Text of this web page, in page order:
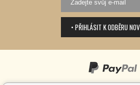
• PŘIHLÁSIT K ODBĚRU